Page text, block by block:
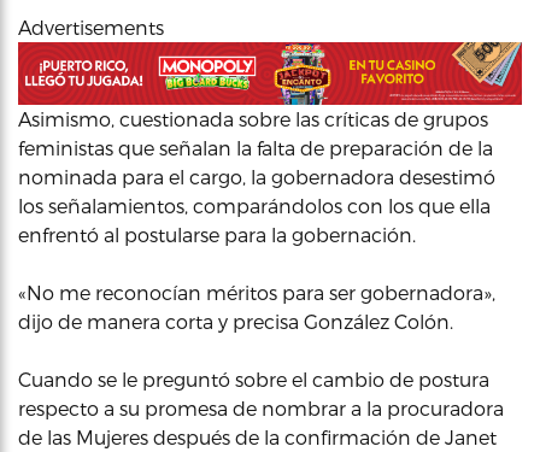
Advertisements
Asimismo, cuestionada sobre las críticas de grupos
feministas que señalan la falta de preparación de la
nominada para el cargo, la gobernadora desestimó
los señalamientos, comparándolos con los que ella
enfrentó al postularse para la gobernación.
«No me reconocían méritos para ser gobernadora»,
dijo de manera corta y precisa González Colón.
Cuando se le preguntó sobre el cambio de postura
respecto a su promesa de nombrar a la procuradora
de las Mujeres después de la confirmación de Janet